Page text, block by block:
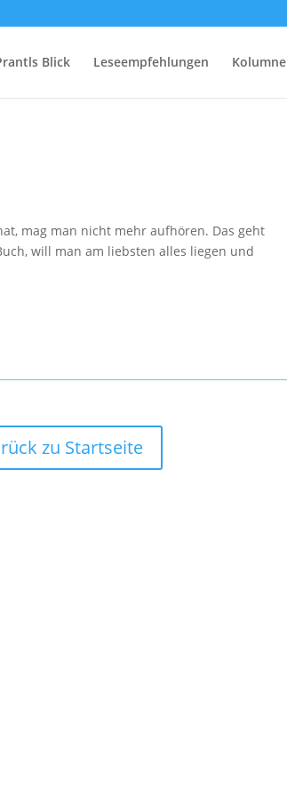
Blick Leseempfehlungen Kolumne
mag man nicht mehr aufhören. Das geht
will man am liebsten alles liegen und
zu Startseite